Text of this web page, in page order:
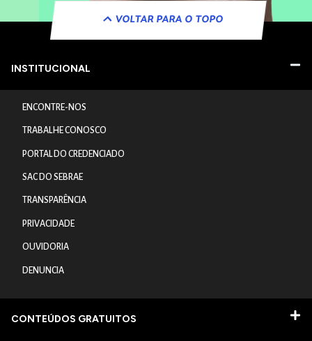
VOLTAR PARA O TOPO
INSTITUCIONAL
ENCONTRE-NOS
TRABALHE CONOSCO
PORTAL DO CREDENCIADO
SAC DO SEBRAE
TRANSPARÊNCIA
PRIVACIDADE
OUVIDORIA
DENUNCIA
CONTEÚDOS GRATUITOS